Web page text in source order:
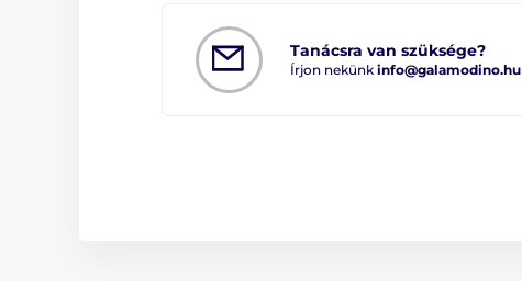
Tanácsra van szüksége?
Írjon nekünk info@galamodino.hu